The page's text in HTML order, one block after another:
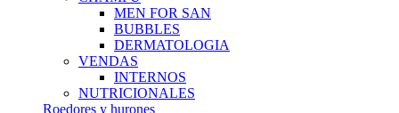
MEN FOR SAN
BUBBLES
DERMATOLOGIA
VENDAS
INTERNOS
NUTRICIONALES
Roedores y hurones